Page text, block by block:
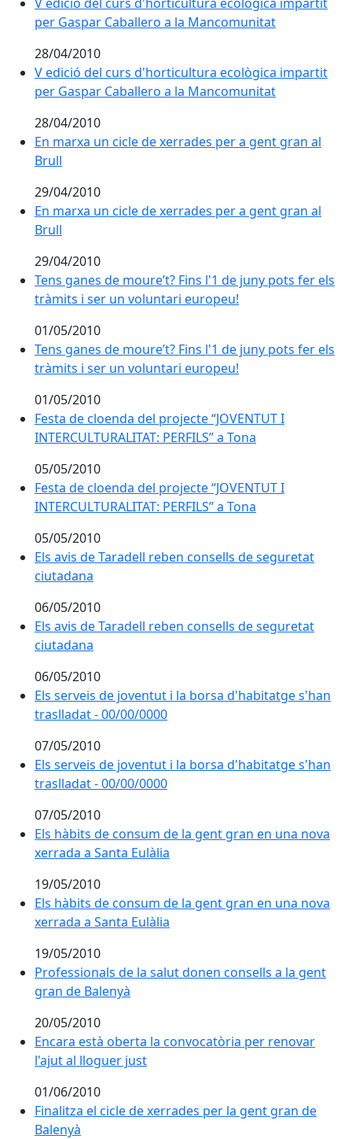
per Gaspar Caballero a la Mancomunitat
28/04/2010
V edició del curs d'horticultura ecològica impartit
V edició del curs d'horticultura ecològica impartit
per Gaspar Caballero a la Mancomunitat
28/04/2010
En marxa un cicle de xerrades per a gent gran al Brull
En marxa un cicle de xerrades per a gent gran al
Brull
29/04/2010
En marxa un cicle de xerrades per a gent gran al Brull
En marxa un cicle de xerrades per a gent gran al
Brull
29/04/2010
Tens ganes de moure’t? Fins l'1 de juny pots fer els
Tens ganes de moure’t? Fins l'1 de juny pots fer els
tràmits i ser un voluntari europeu!
01/05/2010
Tens ganes de moure’t? Fins l'1 de juny pots fer els
Tens ganes de moure’t? Fins l'1 de juny pots fer els
tràmits i ser un voluntari europeu!
01/05/2010
Festa de cloenda del projecte “JOVENTUT I
Festa de cloenda del projecte “JOVENTUT I
INTERCULTURALITAT: PERFILS” a Tona
05/05/2010
Festa de cloenda del projecte “JOVENTUT I
Festa de cloenda del projecte “JOVENTUT I
INTERCULTURALITAT: PERFILS” a Tona
05/05/2010
Els avis de Taradell reben consells de seguretat
Els avis de Taradell reben consells de seguretat
ciutadana
06/05/2010
Els avis de Taradell reben consells de seguretat
Els avis de Taradell reben consells de seguretat
ciutadana
06/05/2010
Els serveis de joventut i la borsa d'habitatge s'han
Els serveis de joventut i la borsa d'habitatge s'han
traslladat - 00/00/0000
07/05/2010
Els serveis de joventut i la borsa d'habitatge s'han
Els serveis de joventut i la borsa d'habitatge s'han
traslladat - 00/00/0000
07/05/2010
Els hàbits de consum de la gent gran en una nova
Els hàbits de consum de la gent gran en una nova
xerrada a Santa Eulàlia
19/05/2010
Els hàbits de consum de la gent gran en una nova
Els hàbits de consum de la gent gran en una nova
xerrada a Santa Eulàlia
19/05/2010
Professionals de la salut donen consells a la gent
Professionals de la salut donen consells a la gent
gran de Balenyà
20/05/2010
Encara està oberta la convocatòria per renovar l'ajut
Encara està oberta la convocatòria per renovar
l'ajut al lloguer just
01/06/2010
Finalitza el cicle de xerrades per la gent gran de
Finalitza el cicle de xerrades per la gent gran de
Balenyà